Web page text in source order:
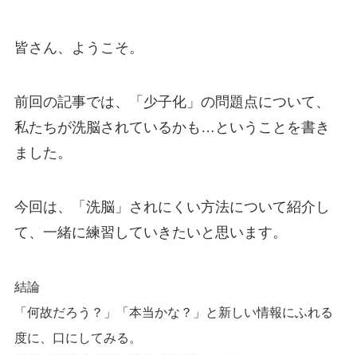
皆さん、ようこそ。
前回の記事では、「少子化」の問題点について、
私たちが洗脳されているかも…ということを書き
ました。
今回は、「洗脳」されにくい方法について紹介し
て、一緒に練習していきたいと思います。
結論
「何故だろう？」「本当かな？」と新しい情報にふれる
度に、口にしてみる。